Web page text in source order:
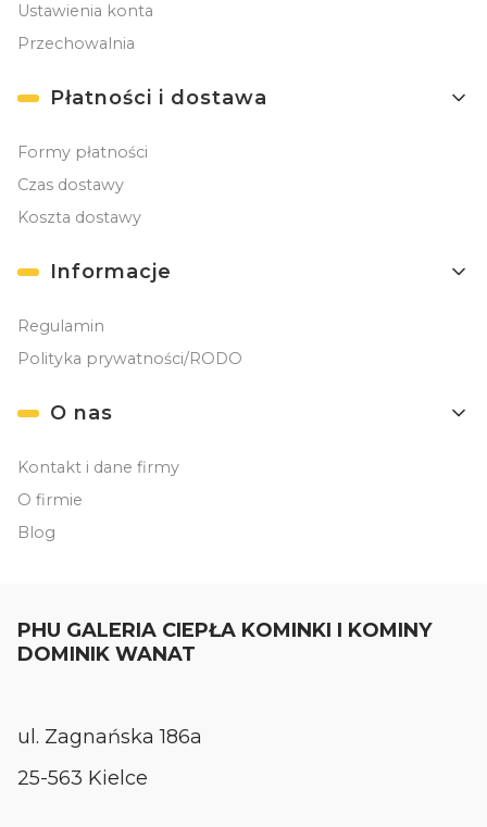
Ustawienia konta
Przechowalnia
Płatności i dostawa
Formy płatności
Czas dostawy
Koszta dostawy
Informacje
Regulamin
Polityka prywatności/RODO
O nas
Kontakt i dane firmy
O firmie
Blog
PHU GALERIA CIEPŁA KOMINKI I KOMINY
DOMINIK WANAT
ul. Zagnańska 186a
25-563 Kielce